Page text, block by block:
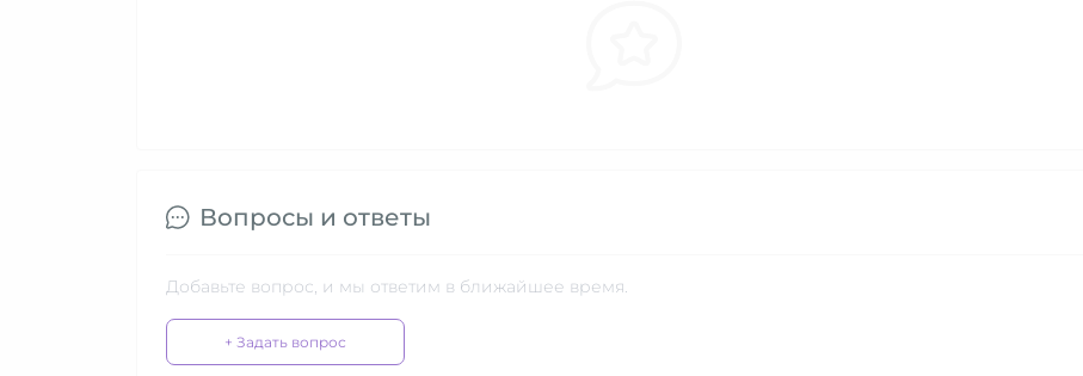
Вопросы и ответы
Добавьте вопрос, и мы ответим в ближайшее время.
+ Задать вопрос